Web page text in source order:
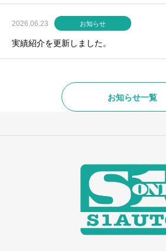
2026.06.23 お知らせ
実績紹介を更新しました。
お知らせ一覧